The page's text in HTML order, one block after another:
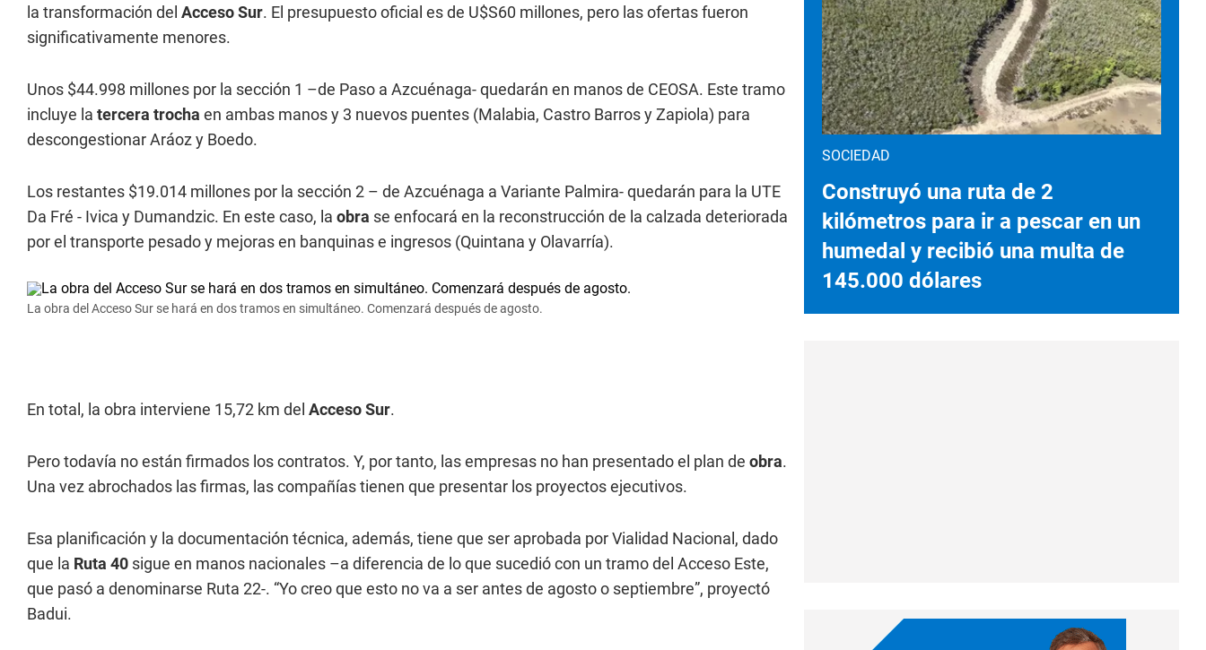
la transformación del Acceso Sur. El presupuesto oficial es de U$S60 millones, pero las ofertas fueron
significativamente menores.
Unos $44.998 millones por la sección 1 –de Paso a Azcuénaga- quedarán en manos de CEOSA. Este tramo
incluye la tercera trocha en ambas manos y 3 nuevos puentes (Malabia, Castro Barros y Zapiola) para
descongestionar Aráoz y Boedo.
Los restantes $19.014 millones por la sección 2 – de Azcuénaga a Variante Palmira- quedarán para la UTE
Da Fré - Ivica y Dumandzic. En este caso, la obra se enfocará en la reconstrucción de la calzada deteriorada
por el transporte pesado y mejoras en banquinas e ingresos (Quintana y Olavarría).
La obra del Acceso Sur se hará en dos tramos en simultáneo. Comenzará después de agosto.
En total, la obra interviene 15,72 km del Acceso Sur.
Pero todavía no están firmados los contratos. Y, por tanto, las empresas no han presentado el plan de obra.
Una vez abrochados las firmas, las compañías tienen que presentar los proyectos ejecutivos.
Esa planificación y la documentación técnica, además, tiene que ser aprobada por Vialidad Nacional, dado
que la Ruta 40 sigue en manos nacionales –a diferencia de lo que sucedió con un tramo del Acceso Este,
que pasó a denominarse Ruta 22-. “Yo creo que esto no va a ser antes de agosto o septiembre”, proyectó
Badui.
SOCIEDAD
Construyó una ruta de 2
kilómetros para ir a pescar en un
humedal y recibió una multa de
145.000 dólares